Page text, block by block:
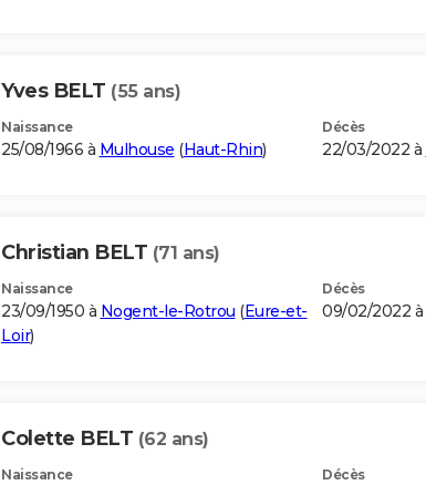
Yves BELT (55 ans)
Naissance
25/08/1966 à Mulhouse (Haut-Rhin)
Décès
22/03/2022 à
Christian BELT (71 ans)
Naissance
23/09/1950 à Nogent-le-Rotrou (Eure-et-
Loir)
Décès
09/02/2022 à
Colette BELT (62 ans)
Naissance Décès